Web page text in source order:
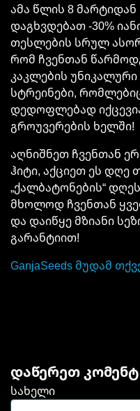
ამა წლის 8 მარტიდან
დაგხვდებათ -30%
თესლების სრულ
რომ ჩვენთან
კაკლების უნიკალური
სტრეინები,
დედოფლებად
გროუვერების ხელში!
აღნიშნეთ ჩვენთან
ჰიტი, აქციეთ ეს დღე
„ქალბატონების“
მხოლოდ ჩვენთან
და დაიწყე მზიანი
გარანტიით!
GanjaSeeds მუდამ
დაწერეთ
სახელი